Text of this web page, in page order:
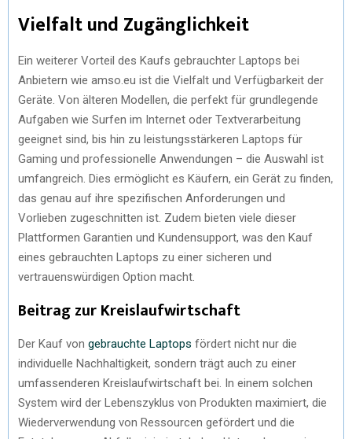
Vielfalt und Zugänglichkeit
Ein weiterer Vorteil des Kaufs gebrauchter Laptops bei
Anbietern wie amso.eu ist die Vielfalt und Verfügbarkeit der
Geräte. Von älteren Modellen, die perfekt für grundlegende
Aufgaben wie Surfen im Internet oder Textverarbeitung
geeignet sind, bis hin zu leistungsstärkeren Laptops für
Gaming und professionelle Anwendungen – die Auswahl ist
umfangreich. Dies ermöglicht es Käufern, ein Gerät zu finden,
das genau auf ihre spezifischen Anforderungen und
Vorlieben zugeschnitten ist. Zudem bieten viele dieser
Plattformen Garantien und Kundensupport, was den Kauf
eines gebrauchten Laptops zu einer sicheren und
vertrauenswürdigen Option macht.
Beitrag zur Kreislaufwirtschaft
Der Kauf von gebrauchte Laptops fördert nicht nur die
individuelle Nachhaltigkeit, sondern trägt auch zu einer
umfassenderen Kreislaufwirtschaft bei. In einem solchen
System wird der Lebenszyklus von Produkten maximiert, die
Wiederverwendung von Ressourcen gefördert und die